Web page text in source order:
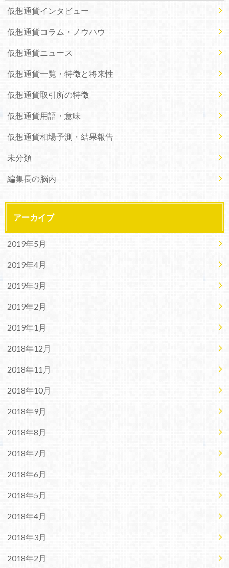
仮想通貨インタビュー
仮想通貨コラム・ノウハウ
仮想通貨ニュース
仮想通貨一覧・特徴と将来性
仮想通貨取引所の特徴
仮想通貨用語・意味
仮想通貨相場予測・結果報告
未分類
編集長の脳内
アーカイブ
2019年5月
2019年4月
2019年3月
2019年2月
2019年1月
2018年12月
2018年11月
2018年10月
2018年9月
2018年8月
2018年7月
2018年6月
2018年5月
2018年4月
2018年3月
2018年2月